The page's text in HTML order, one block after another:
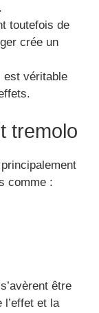
toutefois de
crée un
est véritable
tremolo
comme :
être
et la